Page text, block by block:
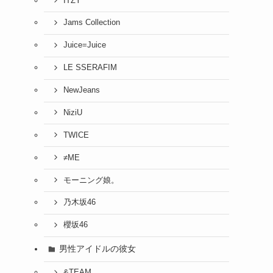
Jams Collection
Juice=Juice
LE SSERAFIM
NewJeans
NiziU
TWICE
≠ME
モーニング娘。
乃木坂46
櫻坂46
男性アイドルの彼女